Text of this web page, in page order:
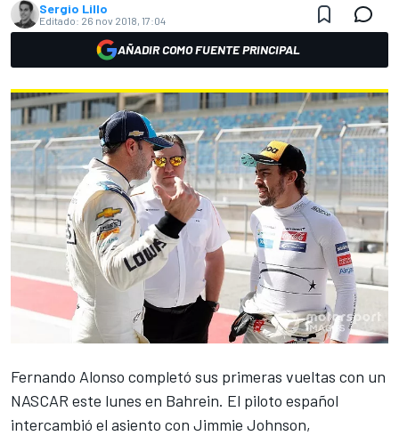
Sergio Lillo
Editado: 26 nov 2018, 17:04
AÑADIR COMO FUENTE PRINCIPAL
Fernando Alonso completó sus primeras vueltas con un
NASCAR este lunes en Bahrein. El piloto español
intercambió el asiento con Jimmie Johnson,